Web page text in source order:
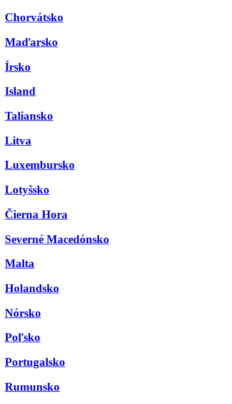
Chorvátsko
Maďarsko
Írsko
Island
Taliansko
Litva
Luxembursko
Lotyšsko
Čierna Hora
Severné Macedónsko
Malta
Holandsko
Nórsko
Poľsko
Portugalsko
Rumunsko